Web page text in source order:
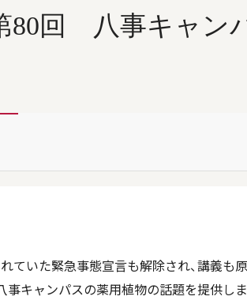
80回 八事キャン
ていた緊急事態宣言も解除され、講義も
事キャンパスの薬用植物の話題を提供し